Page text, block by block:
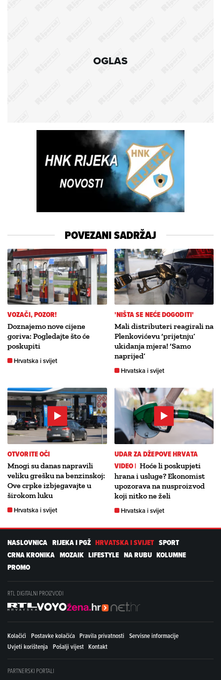
OGLAS
POVEZANI SADRŽAJ
VOZAČI, POZOR!
Doznajemo nove cijene
goriva: Pogledajte što će
poskupiti
Hrvatska i svijet
'NIŠTA SE NEĆE DOGODITI'
Mali distributeri reagirali na
Plenkovićevu ‘prijetnju’
ukidanja mjera! ‘Samo
naprijed’
Hrvatska i svijet
OTVORITE OČI
Mnogi su danas napravili
veliku grešku na benzinskoj:
Ove crpke izbjegavajte u
širokom luku
Hrvatska i svijet
UDAR ZA DŽEPOVE HRVATA
VIDEO | Hoće li poskupjeti
hrana i usluge? Ekonomist
upozorava na nusproizvod
koji nitko ne želi
Hrvatska i svijet
NASLOVNICA RIJEKA I PGŽ HRVATSKA I SVIJET SPORT
CRNA KRONIKA MOZAIK LIFESTYLE NA RUBU KOLUMNE
PROMO
RTL DIGITALNI PROIZVODI
Kolačići Postavke kolačića Pravila privatnosti
Servisne informacije
Uvjeti korištenja Pošalji vijest Kontakt
PARTNERSKI PORTALI